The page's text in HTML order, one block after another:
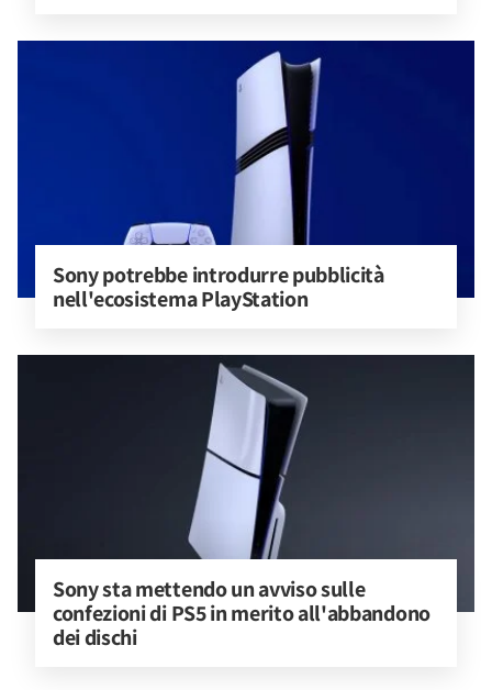
Sony potrebbe introdurre pubblicità
nell'ecosistema PlayStation
Sony sta mettendo un avviso sulle
confezioni di PS5 in merito all'abbandono
dei dischi